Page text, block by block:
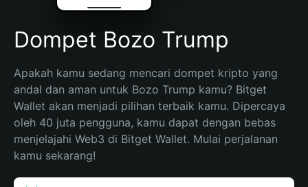
Dompet Bozo Trump
Apakah kamu sedang mencari dompet kripto yang
andal dan aman untuk Bozo Trump kamu? Bitget
Wallet akan menjadi pilihan terbaik kamu. Dipercaya
oleh 40 juta pengguna, kamu dapat dengan bebas
menjelajahi Web3 di Bitget Wallet. Mulai perjalanan
kamu sekarang!